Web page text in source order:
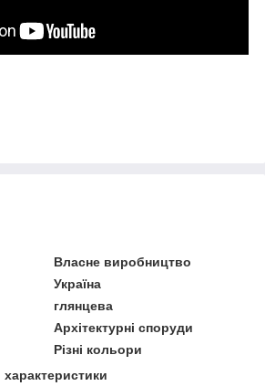
Власне виробництво
Україна
глянцева
Архітектурні споруди
Різні кольори